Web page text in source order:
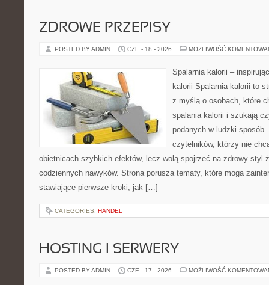
ZDROWE PRZEPISY
POSTED BY ADMIN CZE - 18 - 2026 MOŻLIWOŚĆ
Spalarnia kalorii –
kalorii Spalarnia kalorii to
z myślą o osobach, które
spalania kalorii i szukają
podanych w ludzki sposób.
czytelników, którzy nie
obietnicach szybkich efektów, lecz wolą spojrzeć na zdrowy styl
codziennych nawyków. Strona porusza tematy, które mogą
stawiające pierwsze kroki, jak […]
CATEGORIES: HANDEL
HOSTING I SERWERY
POSTED BY ADMIN CZE - 17 - 2026 MOŻLIWOŚĆ